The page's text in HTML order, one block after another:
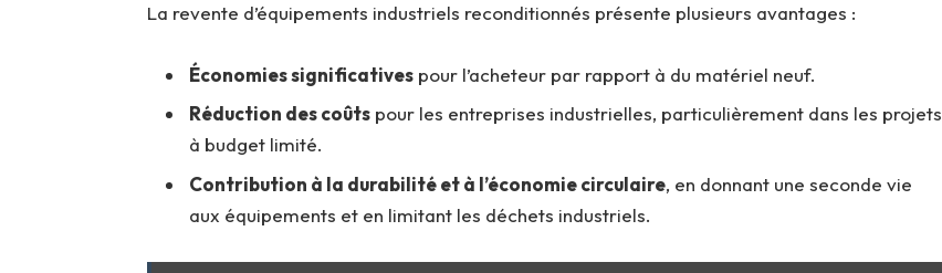
La revente d’équipements industriels reconditionnés présente plusieurs avantages :
Économies significativespour l’acheteur par rapport à du matériel neuf.
Réduction des coûtspour les entreprises industrielles, particulièrement dans les projets
à budget limité.
Contribution à la durabilité et à l’économie circulaire, en donnant une seconde vie
aux équipements et en limitant les déchets industriels.